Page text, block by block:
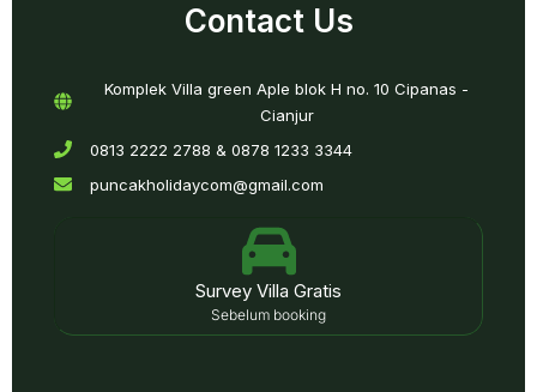
Contact Us
Komplek Villa green Aple blok H no. 10 Cipanas -
Cianjur
0813 2222 2788 & 0878 1233 3344
puncakholidaycom@gmail.com
Survey Villa Gratis
Sebelum booking